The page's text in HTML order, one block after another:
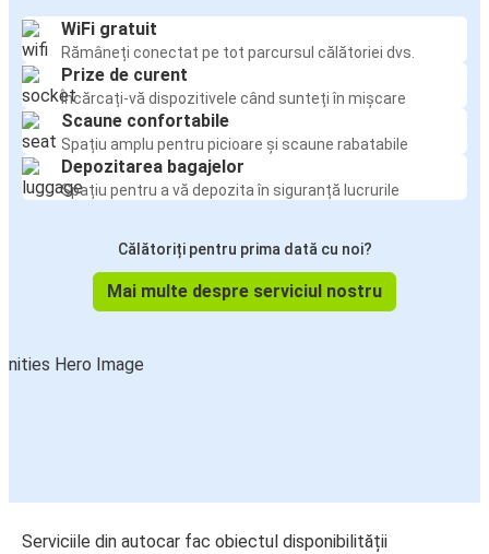
WiFi gratuit
Rămâneți conectat pe tot parcursul călătoriei dvs.
Prize de curent
Încărcați-vă dispozitivele când sunteți în mișcare
Scaune confortabile
Spațiu amplu pentru picioare și scaune rabatabile
Depozitarea bagajelor
Spațiu pentru a vă depozita în siguranță lucrurile
Călătoriți pentru prima dată cu noi?
Mai multe despre serviciul nostru
Serviciile din autocar fac obiectul disponibilității